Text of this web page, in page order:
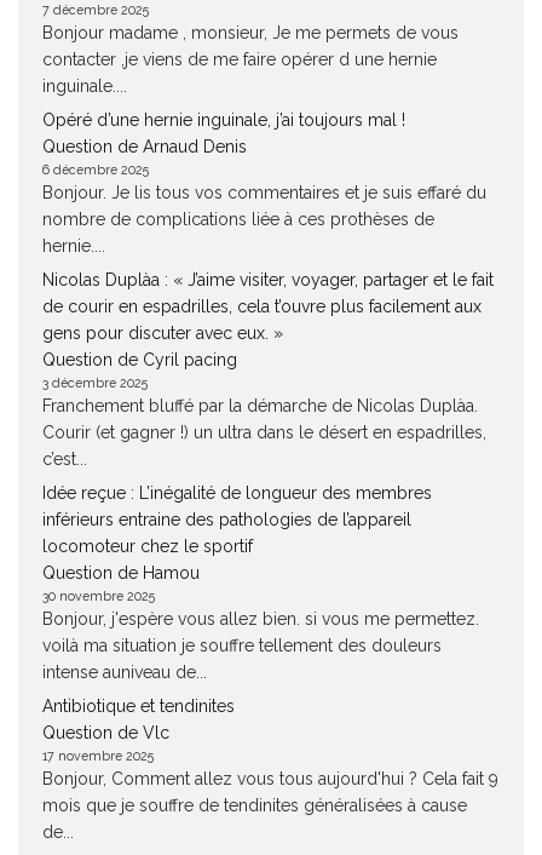
7 décembre 2025
Bonjour madame , monsieur, Je me permets de vous
contacter ,je viens de me faire opérer d une hernie
inguinale....
Opéré d’une hernie inguinale, j’ai toujours mal !
Question de Arnaud Denis
6 décembre 2025
Bonjour. Je lis tous vos commentaires et je suis effaré du
nombre de complications liée à ces prothèses de
hernie....
Nicolas Duplàa : « J’aime visiter, voyager, partager et le fait
de courir en espadrilles, cela t’ouvre plus facilement aux
gens pour discuter avec eux. »
Question de Cyril pacing
3 décembre 2025
Franchement bluffé par la démarche de Nicolas Duplàa.
Courir (et gagner !) un ultra dans le désert en espadrilles,
c’est...
Idée reçue : L’inégalité de longueur des membres
inférieurs entraine des pathologies de l’appareil
locomoteur chez le sportif
Question de Hamou
30 novembre 2025
Bonjour, j'espère vous allez bien. si vous me permettez.
voilà ma situation je souffre tellement des douleurs
intense auniveau de...
Antibiotique et tendinites
Question de Vlc
17 novembre 2025
Bonjour, Comment allez vous tous aujourd'hui ? Cela fait 9
mois que je souffre de tendinites généralisées à cause
de...